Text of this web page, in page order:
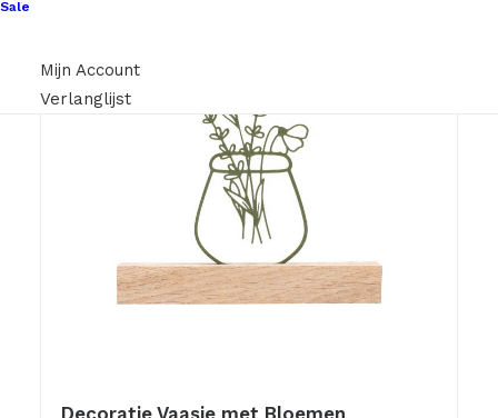
Sale
Mijn Account
Verlanglijst
Decoratie Vaasje met Bloemen